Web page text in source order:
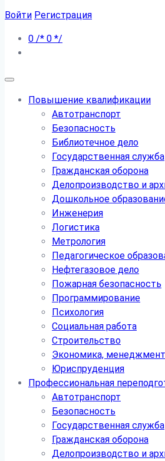
Войти Регистрация
0 /* 0 */
Повышение квалификации
Автотранспорт
Безопасность
Библиотечное дело
Государственная служба
Гражданская оборона
Делопроизводство и
Дошкольное
Инженерия
Логистика
Метрология
Педагогическое
Нефтегазовое дело
Пожарная безопасность
Программирование
Психология
Социальная работа
Строительство
Экономика, менеджмент
Юриспруденция
Профессиональная
Автотранспорт
Безопасность
Государственная служба
Гражданская оборона
Делопроизводство и